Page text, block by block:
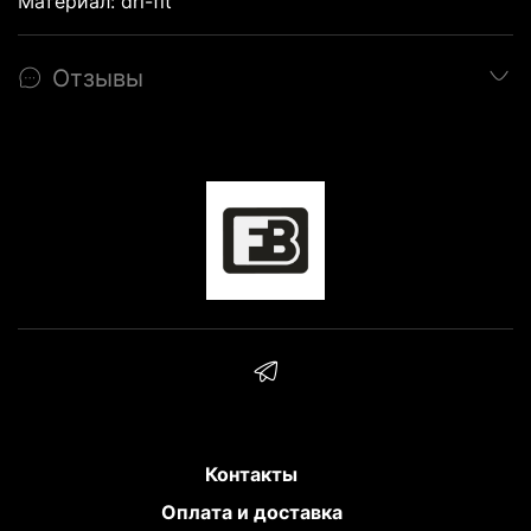
Карла Мэлоуна, Стива Нэша, Трэйси
МакГрэйди, Винкса Картера и так далее.
Смотрите наш каталог джерси.
Все джерси разделены на
категории: команды,
джерси из ограниченной
коллекции, оллстар 2020 года.
баскетбольные джерси
Отзывы
Контакты
Оплата и доставка